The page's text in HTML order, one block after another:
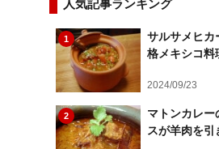
人気記事ランキング
1
サルサメヒカ
格メキシコ料
2024/09/23
2
マトンカレー
スが羊肉を引